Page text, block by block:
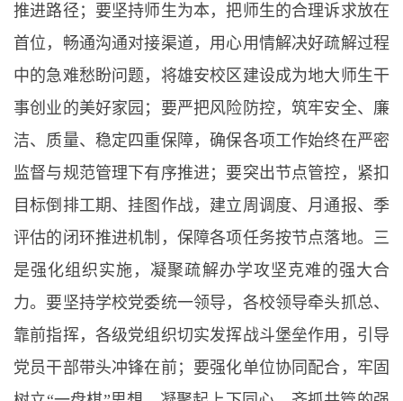
推进路径；要坚持师生为本，把师生的合理诉求放在
首位，畅通沟通对接渠道，用心用情解决好疏解过程
中的急难愁盼问题，将雄安校区建设成为地大师生干
事创业的美好家园；要严把风险防控，筑牢安全、廉
洁、质量、稳定四重保障，确保各项工作始终在严密
监督与规范管理下有序推进；要突出节点管控，紧扣
目标倒排工期、挂图作战，建立周调度、月通报、季
评估的闭环推进机制，保障各项任务按节点落地。三
是强化组织实施，凝聚疏解办学攻坚克难的强大合
力。要坚持学校党委统一领导，各校领导牵头抓总、
靠前指挥，各级党组织切实发挥战斗堡垒作用，引导
党员干部带头冲锋在前；要强化单位协同配合，牢固